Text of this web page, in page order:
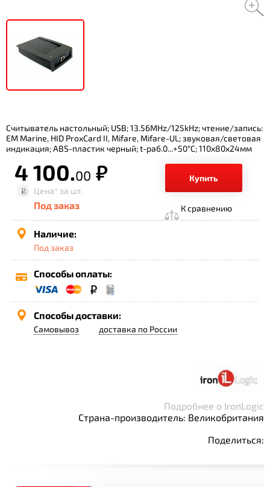
Считыватель настольный; USB; 13.56MHz/125kHz; чтение/запись:
EM Marine, HID ProxCard II, Mifare, Mifare-UL; звуковая/световая
индикация; ABS-пластик черный; t-раб.0...+50°С; 110х80х24мм
4 100.00 р.
Купить
Цена* за шт.
Под заказ К сравнению
Наличие:
Под заказ
Способы оплаты:
Способы доставки:
Самовывоз доставка по России
Подробнее о IronLogic
Страна-производитель: Великобритания
Поделиться: